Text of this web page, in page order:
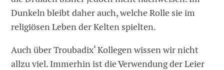
Dunkeln bleibt daher auch, welche Rolle sie im
religiösen Leben der Kelten spielten.
Auch über Troubadix‘ Kollegen wissen wir nicht
allzu viel. Immerhin ist die Verwendung der Leier